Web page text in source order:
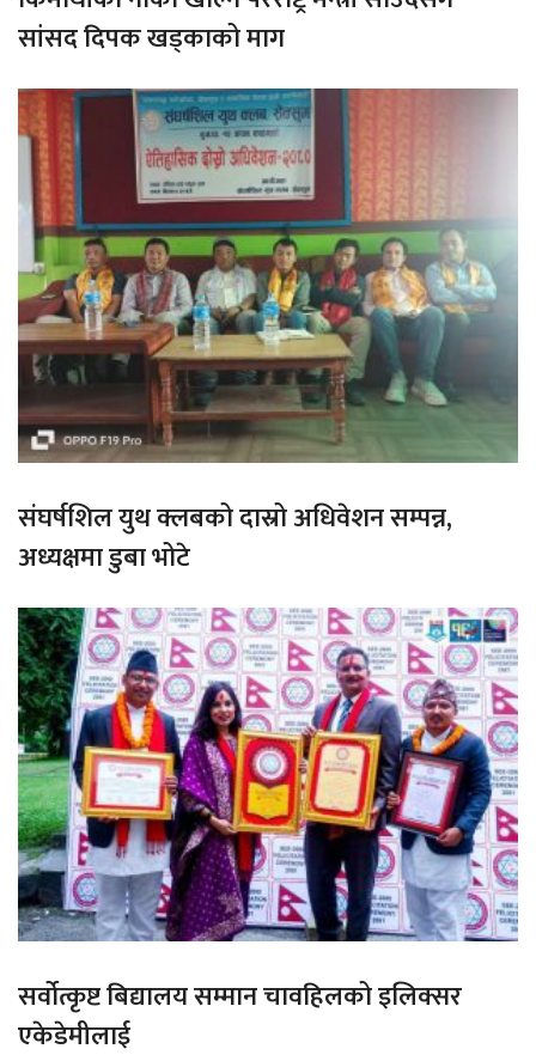
सांसद दिपक खड्काको माग
संघर्षशिल युथ क्लबको दास्रो अधिवेशन सम्पन्न,
अध्यक्षमा डुबा भोटे
सर्वोत्कृष्ट बिद्यालय सम्मान चावहिलको इलिक्सर
एकेडेमीलाई